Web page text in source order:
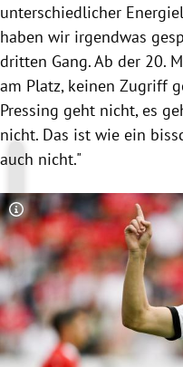
unterschiedlicher
haben wir irgendwas
dritten Gang. Ab der 20.
am Platz, keinen Zugriff
Pressing geht nicht, es
nicht. Das ist wie ein
auch nicht."
Copyright-Hinweis